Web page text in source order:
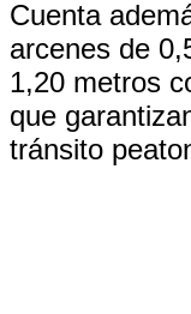
Cuenta
arcenes de
1,20 metros
que
tránsito